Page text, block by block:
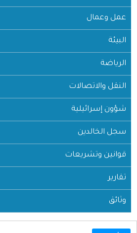
عمل وعمال
البيئة
الرياضة
النقل والاتصالات
شؤون إسرائيلية
سجل الخالدين
قوانين وتشريعات
تقارير
وثائق